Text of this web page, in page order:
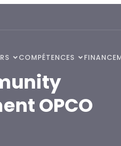
COMPÉTENCES
OPCO